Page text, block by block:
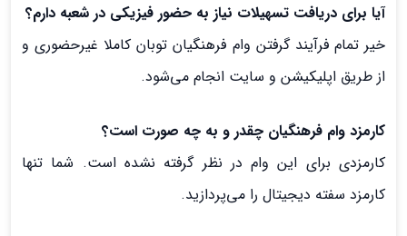
آیا برای دریافت تسهیلات نیاز به حضور فیزیکی در شعبه دارم؟
خیر تمام فرآیند گرفتن وام فرهنگیان توبان کاملا غیرحضوری و
از طریق اپلیکیشن و سایت انجام می‌شود.
کارمزد وام فرهنگیان چقدر و به چه صورت است؟
کارمزدی برای این وام در نظر گرفته نشده است. شما تنها
کارمزد سفته دیجیتال را می‌پردازید.